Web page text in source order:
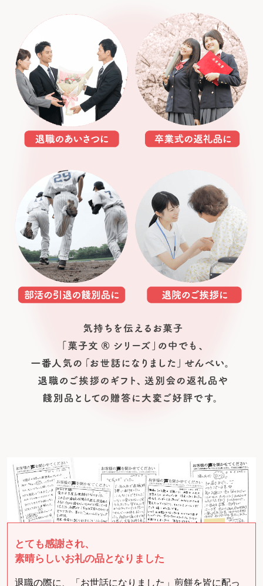
とても感謝され、
素晴らしいお礼の品となりました
退職の際に、「お世話になりました」煎餅を皆に配っ